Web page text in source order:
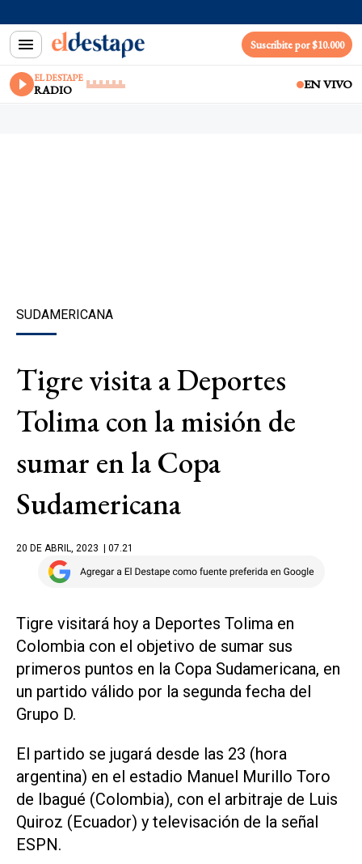
Suscribite por $10.000
EL DESTAPE
RADIO EN VIVO
SUDAMERICANA
Tigre visita a Deportes
Tolima con la misión de
sumar en la Copa
Sudamericana
20 DE ABRIL, 2023 | 07.21
Tigre visitará hoy a Deportes Tolima en
Colombia con el objetivo de sumar sus
primeros puntos en la Copa Sudamericana, en
un partido válido por la segunda fecha del
Grupo D.
El partido se jugará desde las 23 (hora
argentina) en el estadio Manuel Murillo Toro
de Ibagué (Colombia), con el arbitraje de Luis
Quiroz (Ecuador) y televisación de la señal
ESPN.